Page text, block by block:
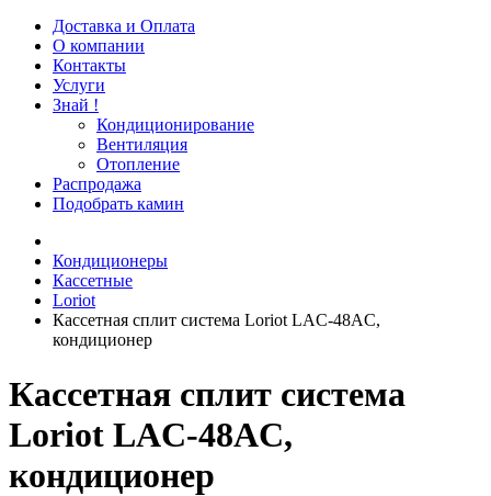
Доставка и Оплата
О компании
Контакты
Услуги
Знай !
Кондиционирование
Вентиляция
Отопление
Распродажа
Подобрать камин
Кондиционеры
Кассетные
Loriot
Кассетная сплит система Loriot LAC-48AC,
кондиционер
Кассетная сплит система
Loriot LAC-48AC,
кондиционер